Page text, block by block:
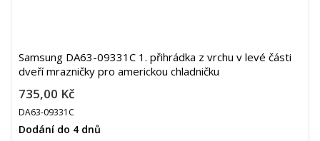
Samsung DA63-09331C 1. přihrádka z vrchu v levé části
dveří mrazničky pro americkou chladničku
735,00 Kč
DA63-09331C
Dodání do 4 dnů